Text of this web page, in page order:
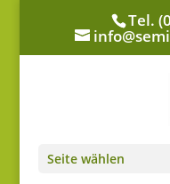
Tel.
Seite wählen